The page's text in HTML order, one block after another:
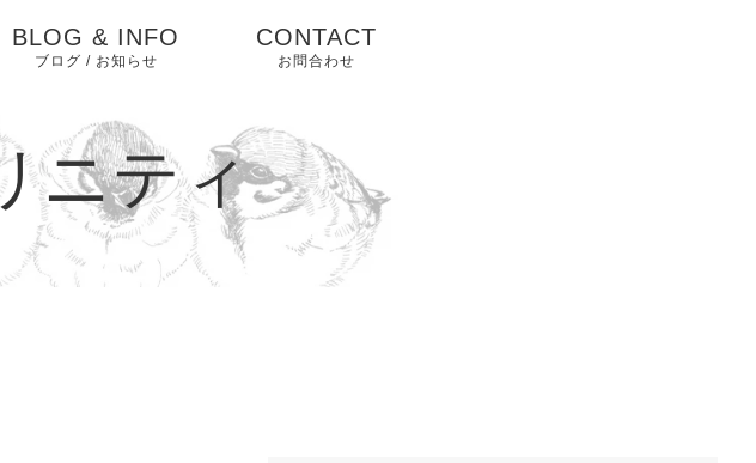
BLOG & INFO
ブログ / お知らせ
お知らせ
ブログ
ピックアップ
CONTACT
お問合わせ
ニティ